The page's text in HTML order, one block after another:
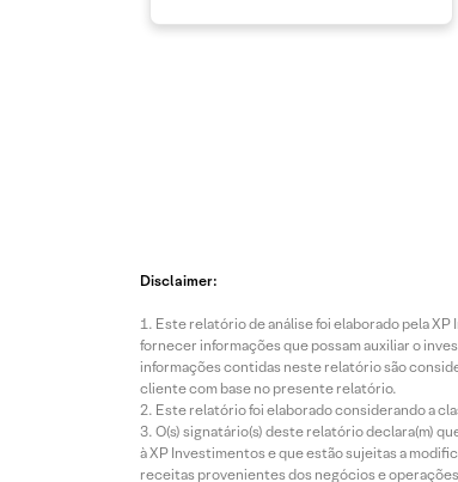
Disclaimer:
Este relatório de análise foi elaborado pela
fornecer informações que possam auxiliar o
informações contidas neste relatório são
cliente com base no presente relatório.
Este relatório foi elaborado considerando a
O(s) signatário(s) deste relatório declara(m)
à XP Investimentos e que estão sujeitas a
receitas provenientes dos negócios e